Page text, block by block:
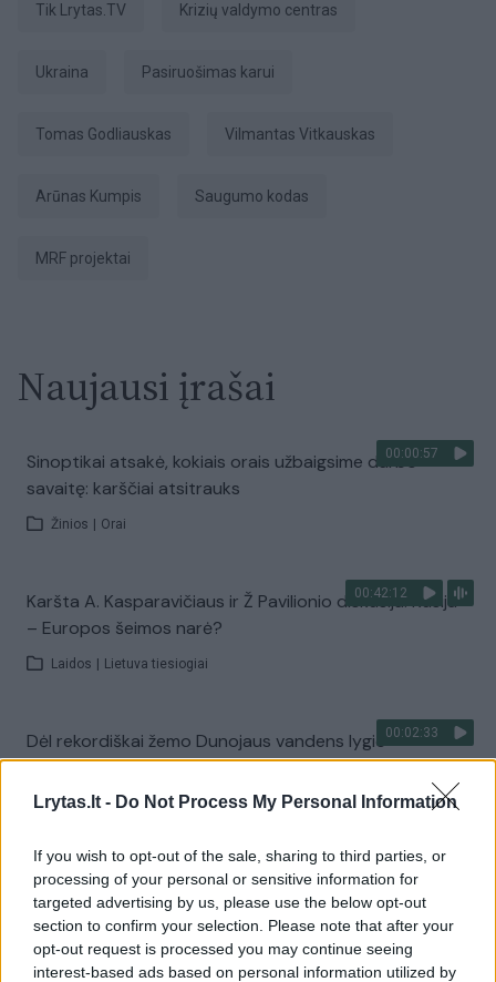
Lrytas.lt - Do Not Process My Personal Information
If you wish to opt-out of the sale, sharing to third parties, or
processing of your personal or sensitive information for
targeted advertising by us, please use the below opt-out
section to confirm your selection. Please note that after your
opt-out request is processed you may continue seeing
interest-based ads based on personal information utilized by
tik Lrytas.TV Krizių valdymo centras
Ukraina pasiruošimas karui
Tomas Godliauskas Vilmantas Vitkauskas
Arūnas Kumpis Saugumo kodas
MRF projektai
Naujausi įrašai
00:00:57
Sinoptikai atsakė, kokiais orais užbaigsime darbo
savaitę: karščiai atsitrauks
Žinios Orai
00:42:12
Karšta A. Kasparavičiaus ir Ž Pavilionio diskusija: Rusija
– Europos šeimos narė?
Laidos Lietuva tiesiogiai
00:02:33
Dėl rekordiškai žemo Dunojaus vandens lygio –
griežtos priemonės Vengrijoje: turistai įtūžę
Žinios | Pasaulis
00:04:00
Kuprines pasvėrę specialistai įspėja apie pavojingą
įprotį: tą daro daugiau nei pusė pradinukų
Žinios | Lietuvos diena